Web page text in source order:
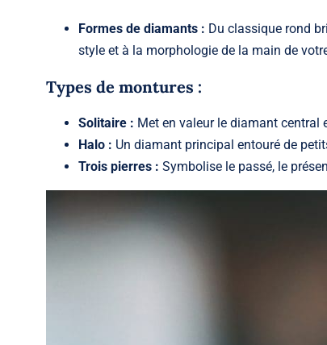
Formes de diamants : Du classique rond
style et à la morphologie de la main de
Types de montures :
Solitaire : Met en valeur le diamant central
Halo : Un diamant principal entouré de
Trois pierres : Symbolise le passé, le